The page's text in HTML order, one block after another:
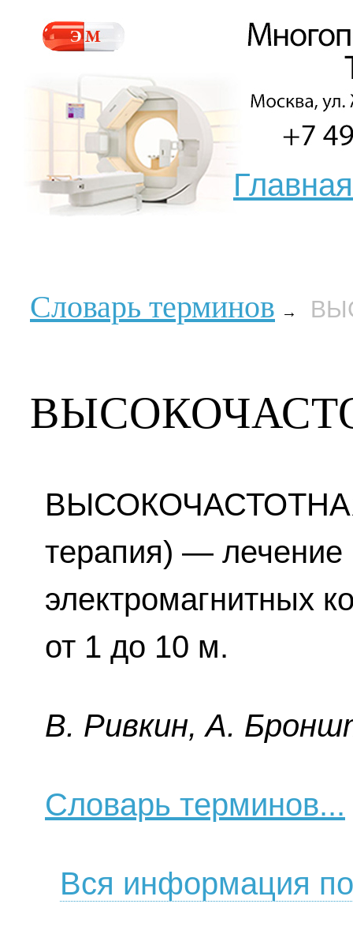
Главная
Словарь терминов →
терапия) —
электромагнитных
от 1 до 10 м.
B. Pивкин, A.
Словарь терминов...
Вся информация